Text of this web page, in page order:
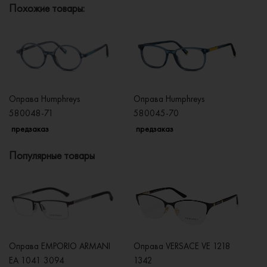
Похожие товары:
Оправа Humphreys
580048-71
предзаказ
Оправа Humphreys
580045-70
предзаказ
Популярные товары
Оправа EMPORIO ARMANI
EA 1041 3094
Оправа VERSACE VE 1218
1342